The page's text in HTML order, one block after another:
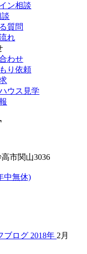
ン相談
質問
れ
わせ
り依頼
ウス見学
市関山3036
中無休)
ブログ 2018年 2月